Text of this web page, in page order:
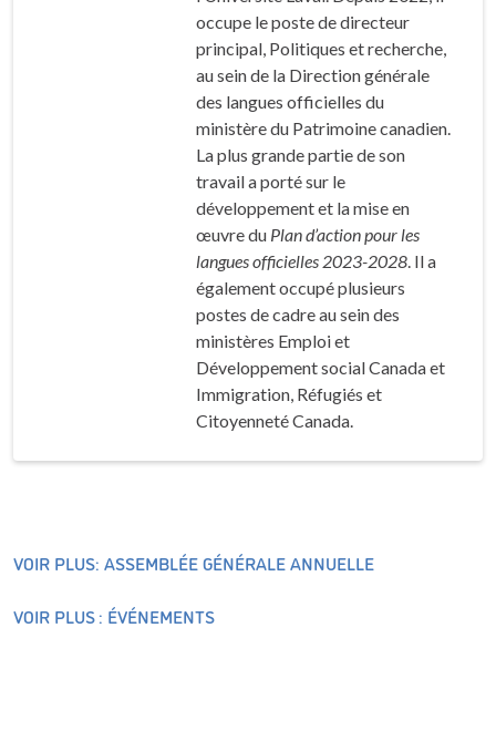
occupe le poste de directeur
principal, Politiques et recherche,
au sein de la Direction générale
des langues officielles du
ministère du Patrimoine canadien.
La plus grande partie de son
travail a porté sur le
développement et la mise en
œuvre du Plan d’action pour les
langues officielles 2023-2028 . Il a
également occupé plusieurs
postes de cadre au sein des
ministères Emploi et
Développement social Canada et
Immigration, Réfugiés et
Citoyenneté Canada.
VOIR PLUS: ASSEMBLÉE GÉNÉRALE ANNUELLE
VOIR PLUS : ÉVÉNEMENTS